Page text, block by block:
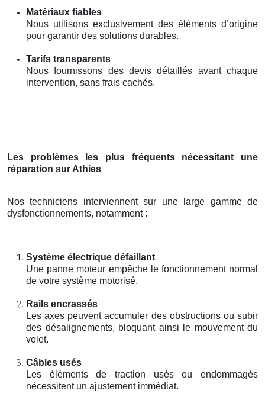
Matériaux fiables
Nous utilisons exclusivement des éléments d’origine
pour garantir des solutions durables.
Tarifs transparents
Nous fournissons des devis détaillés avant chaque
intervention, sans frais cachés.
Les problèmes les plus fréquents nécessitant une
réparation sur Athies
Nos techniciens interviennent sur une large gamme de
dysfonctionnements, notamment :
Système électrique défaillant
Une panne moteur empêche le fonctionnement normal
de votre système motorisé.
Rails encrassés
Les axes peuvent accumuler des obstructions ou subir
des désalignements, bloquant ainsi le mouvement du
volet.
Câbles usés
Les éléments de traction usés ou endommagés
nécessitent un ajustement immédiat.